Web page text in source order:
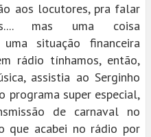
aos locutores, pra falar
mas uma coisa
uma situação financeira
rádio tínhamos, então,
assistia ao Serginho
programa super especial,
de carnaval no
que acabei no rádio por